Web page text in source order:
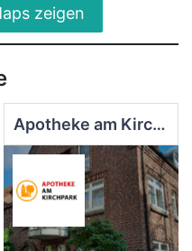
zeigen
Apotheke am Kirchpark